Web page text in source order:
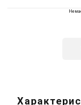
Ціна